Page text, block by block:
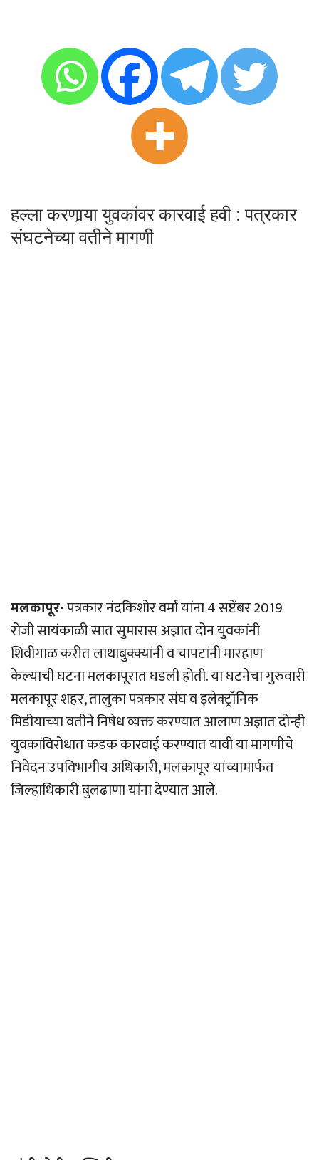
हल्ला करणार्‍या युवकांवर कारवाई हवी : पत्रकार
संघटनेच्या वतीने मागणी
मलकापूर-पत्रकार नंदकिशोर वर्मा यांना 4 सप्टेंबर 2019
रोजी सायंकाळी सात सुमारास अज्ञात दोन युवकांनी
शिवीगाळ करीत लाथाबुक्क्यांनी व चापटांनी मारहाण
केल्याची घटना मलकापूरात घडली होती. या घटनेचा गुरुवारी
मलकापूर शहर, तालुका पत्रकार संघ व इलेक्ट्रॉनिक
मिडीयाच्या वतीने निषेध व्यक्त करण्यात आलाण अज्ञात दोन्ही
युवकांविरोधात कडक कारवाई करण्यात यावी या मागणीचे
निवेदन उपविभागीय अधिकारी, मलकापूर यांच्यामार्फत
जिल्हाधिकारी बुलढाणा यांना देण्यात आले.